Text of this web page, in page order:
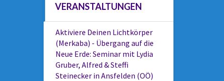
VERANSTALTUNGEN
Aktiviere Deinen Lichtkörper
(Merkaba) - Übergang auf die
Neue Erde: Seminar mit Lydia
Gruber, Alfred & Steffi
Steinecker in Ansfelden (OÖ)